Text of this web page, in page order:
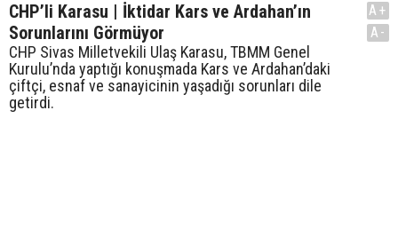
CHP’li Karasu | İktidar Kars ve Ardahan’ın
Sorunlarını Görmüyor
CHP Sivas Milletvekili Ulaş Karasu, TBMM Genel
Kurulu’nda yaptığı konuşmada Kars ve Ardahan’daki
çiftçi, esnaf ve sanayicinin yaşadığı sorunları dile
getirdi.
A+
A-